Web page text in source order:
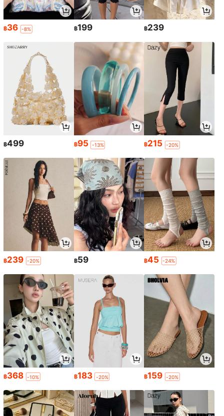
฿36 -8% ฿199 ฿239
฿499 ฿95 -13% ฿215 -20%
฿239 -20% ฿59 ฿45 -24%
฿368 -10% ฿183 -20% ฿159 -20%